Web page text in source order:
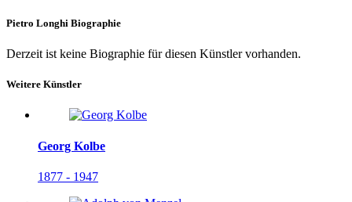
Pietro Longhi Biographie
Derzeit ist keine Biographie für diesen Künstler vorhanden.
Weitere Künstler
Georg Kolbe
1877 - 1947